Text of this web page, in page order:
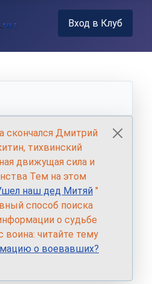
Вход в Клуб
скончался Дмитрий
тихвинский
движущая сила и
Тем на этом
наш дед Митяй "
способ поиска
о судьбе
читайте тему
о воевавших?